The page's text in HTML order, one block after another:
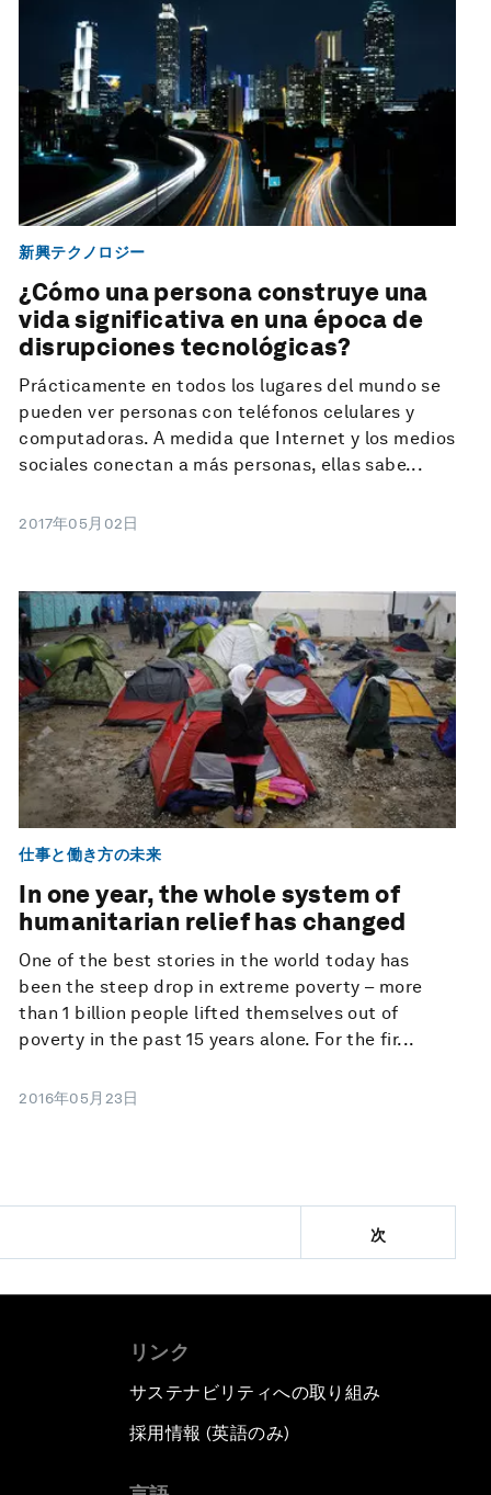
新興テクノロジー
¿Cómo una persona construye una
vida significativa en una época de
disrupciones tecnológicas?
Prácticamente en todos los lugares del mundo se
pueden ver personas con teléfonos celulares y
computadoras. A medida que Internet y los medios
sociales conectan a más personas, ellas sabe...
2017年05月02日
仕事と働き方の未来
In one year, the whole system of
humanitarian relief has changed
One of the best stories in the world today has
been the steep drop in extreme poverty – more
than 1 billion people lifted themselves out of
poverty in the past 15 years alone. For the fir...
2016年05月23日
次
リンク
サステナビリティへの取り組み
採用情報 (英語のみ)